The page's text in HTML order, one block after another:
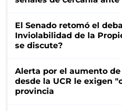
El Senado retomó el
Inviolabilidad de la
se discute?
Alerta por el aumento
desde la UCR le exigen
provincia